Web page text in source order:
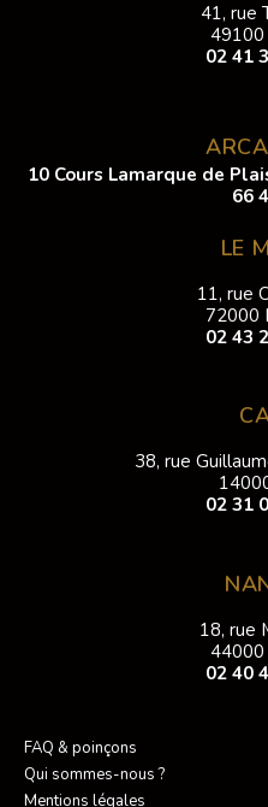
41, rue
02 41
10 Cours Lamarque de
66
LE
11, rue
72000
02 43
38, rue
02 31
18, rue
02 40
FAQ & poinçons
Qui sommes-nous ?
Mentions légales